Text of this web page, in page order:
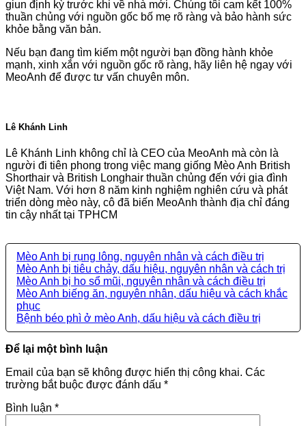
giun định kỳ trước khi về nhà mới. Chúng tôi cam kết 100%
thuần chủng với nguồn gốc bố mẹ rõ ràng và bảo hành sức
khỏe bằng văn bản.
Nếu bạn đang tìm kiếm một người bạn đồng hành khỏe
mạnh, xinh xắn với nguồn gốc rõ ràng, hãy liên hệ ngay với
MeoAnh để được tư vấn chuyên môn.
Lê Khánh Linh
Lê Khánh Linh không chỉ là CEO của MeoAnh mà còn là
người đi tiên phong trong việc mang giống Mèo Anh British
Shorthair và British Longhair thuần chủng đến với gia đình
Việt Nam. Với hơn 8 năm kinh nghiệm nghiên cứu và phát
triển dòng mèo này, cô đã biến MeoAnh thành địa chỉ đáng
tin cậy nhất tại TPHCM
Mèo Anh bị rụng lông, nguyên nhân và cách điều trị
Mèo Anh bị tiêu chảy, dấu hiệu, nguyên nhân và cách trị
Mèo Anh bị ho sổ mũi, nguyên nhân và cách điều trị
Mèo Anh biếng ăn, nguyên nhân, dấu hiệu và cách khắc
phục
Bệnh béo phì ở mèo Anh, dấu hiệu và cách điều trị
Để lại một bình luận
Email của bạn sẽ không được hiển thị công khai. Các
trường bắt buộc được đánh dấu *
Bình luận *